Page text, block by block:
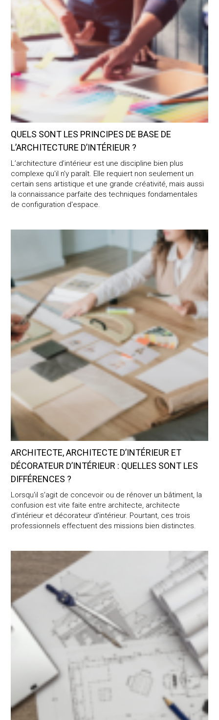
UPGRADING SPACES
BY DESIGNING THE INTERIOR
OF TOMORROW
ARCHITECTE D’INTÉRIEUR – TOUT
SAVOIR
RÉALISATIONS
SERVICES
FONCTIONNEMENT
QUELS SONT LES PRINCIPES DE BASE DE
L’ARCHITECTURE D’INTÉRIEUR ?
L’architecture d’intérieur est une discipline bien plus
complexe qu'il n'y paraît. Elle requiert non seulement un
certain sens artistique et une grande créativité, mais aussi
la connaissance parfaite des techniques fondamentales
de configuration d'espace.
Architecte, architecte d’intérieur et décorateur d’intérieur :
ARCHITECTE, ARCHITECTE D’INTÉRIEUR ET
DÉCORATEUR D’INTÉRIEUR : QUELLES SONT LES
DIFFÉRENCES ?
Lorsqu'il s'agit de concevoir ou de rénover un bâtiment, la
confusion est vite faite entre architecte, architecte
d'intérieur et décorateur d'intérieur. Pourtant, ces trois
professionnels effectuent des missions bien distinctes.
Qu’est-ce que l’architecture commerciale et le retail design ?